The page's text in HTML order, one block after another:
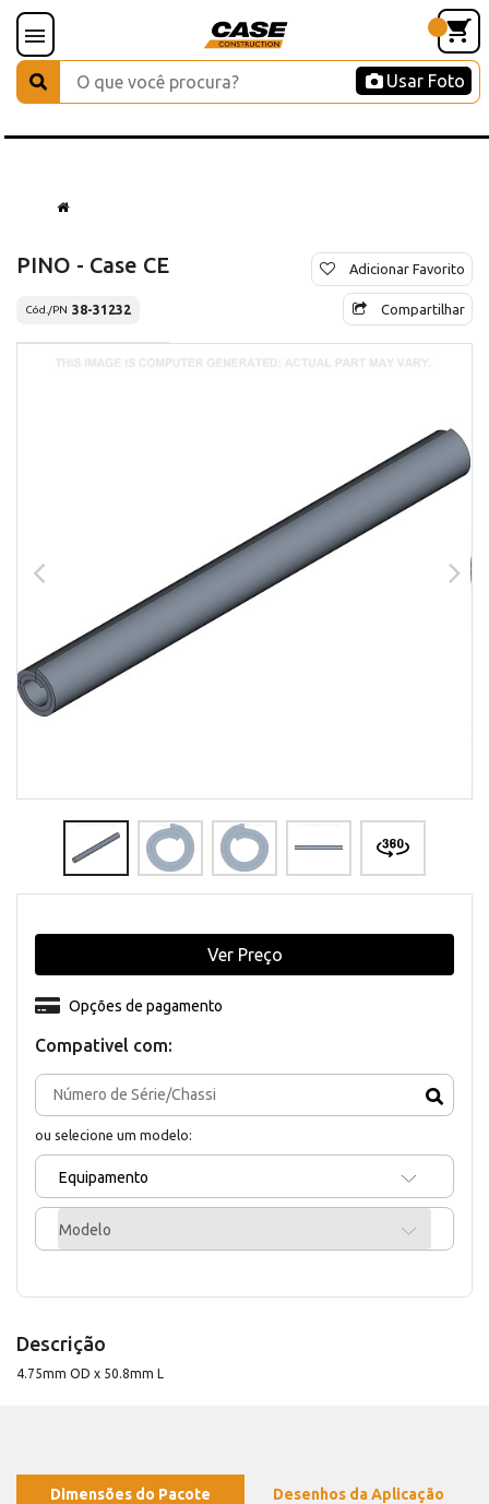
Usar Foto
PINO - Case CE
Cód./PN 38-31232
Adicionar Favorito
Compartilhar
Compativel com:
ou selecione um modelo:
Equipamento
Modelo
Opções de pagamento
Ver Preço
Descrição
4.75mm OD x 50.8mm L
Dimensões do Pacote Desenhos da Aplicação